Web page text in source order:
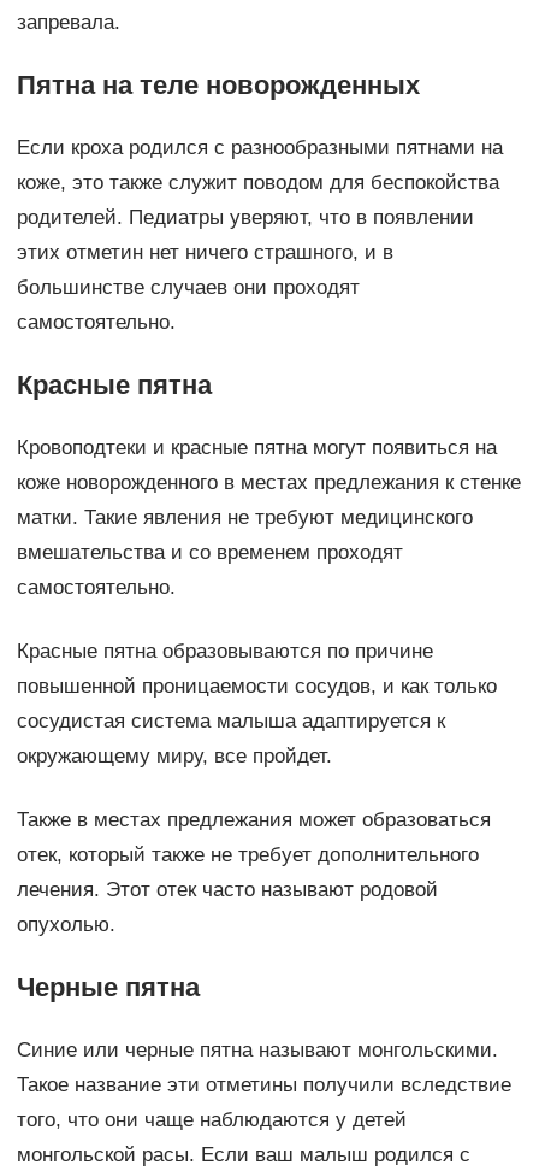
запревала.
Пятна на теле новорожденных
Если кроха родился с разнообразными пятнами на
коже, это также служит поводом для беспокойства
родителей. Педиатры уверяют, что в появлении
этих отметин нет ничего страшного, и в
большинстве случаев они проходят
самостоятельно.
Красные пятна
Кровоподтеки и красные пятна могут появиться на
коже новорожденного в местах предлежания к стенке
матки. Такие явления не требуют медицинского
вмешательства и со временем проходят
самостоятельно.
Красные пятна образовываются по причине
повышенной проницаемости сосудов, и как только
сосудистая система малыша адаптируется к
окружающему миру, все пройдет.
Также в местах предлежания может образоваться
отек, который также не требует дополнительного
лечения. Этот отек часто называют родовой
опухолью.
Черные пятна
Синие или черные пятна называют монгольскими.
Такое название эти отметины получили вследствие
того, что они чаще наблюдаются у детей
монгольской расы. Если ваш малыш родился с